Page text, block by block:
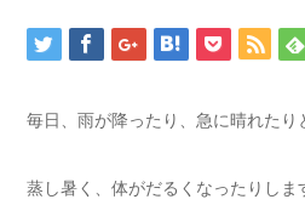
毎日、雨が降ったり、急に晴れたり
蒸し暑く、体がだるくなったりしま